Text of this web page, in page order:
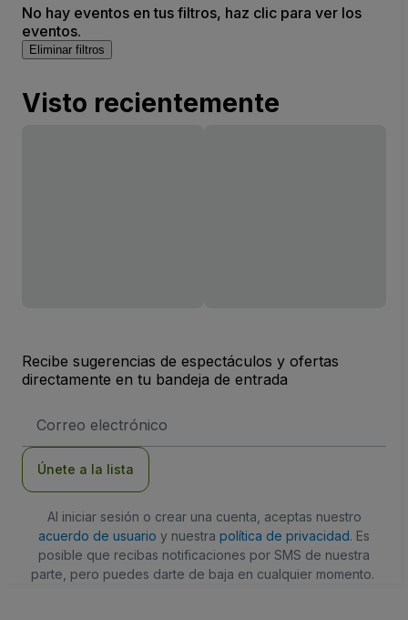
No hay eventos en tus filtros, haz clic para ver los
eventos.
Eliminar filtros
Visto recientemente
Recibe sugerencias de espectáculos y ofertas
directamente en tu bandeja de entrada
de
Únete a la lista
Al iniciar sesión o crear una cuenta, aceptas nuestro
acuerdo de usuario y nuestra política de privacidad. Es
posible que recibas notificaciones por SMS de nuestra
parte, pero puedes darte de baja en cualquier momento.